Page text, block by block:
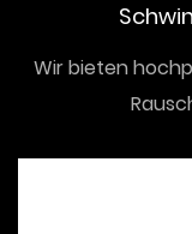
Wir bieten